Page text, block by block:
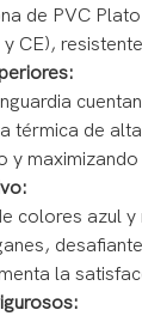
de PVC
CE),
térmica de
y
colores azul
la